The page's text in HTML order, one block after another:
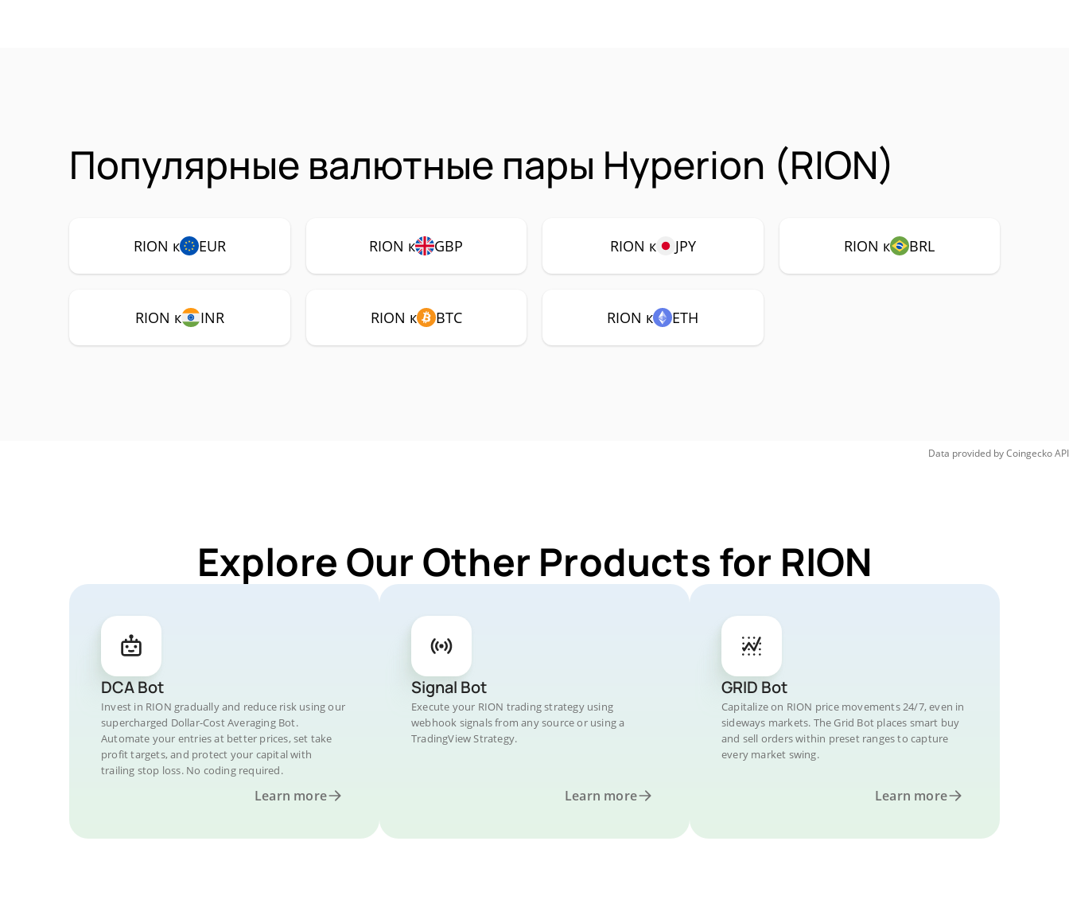
Популярные валютные пары Hyperion (RION)
RION к EUR RION к GBP RION к JPY RION к BRL
RION к INR RION к BTC RION к ETH
Data provided byCoingeckoAPI
Explore Our Other Products for RION
DCA Bot
Invest in RION gradually and reduce risk using our
supercharged Dollar-Cost Averaging Bot.
Automate your entries at better prices, set take
profit targets, and protect your capital with
trailing stop loss. No coding required.
Learn more
Signal Bot
Execute your RION trading strategy using
webhook signals from any source or using a
TradingView Strategy.
Learn more
GRID Bot
Capitalize on RION price movements 24/7, even in
sideways markets. The Grid Bot places smart buy
and sell orders within preset ranges to capture
every market swing.
Learn more